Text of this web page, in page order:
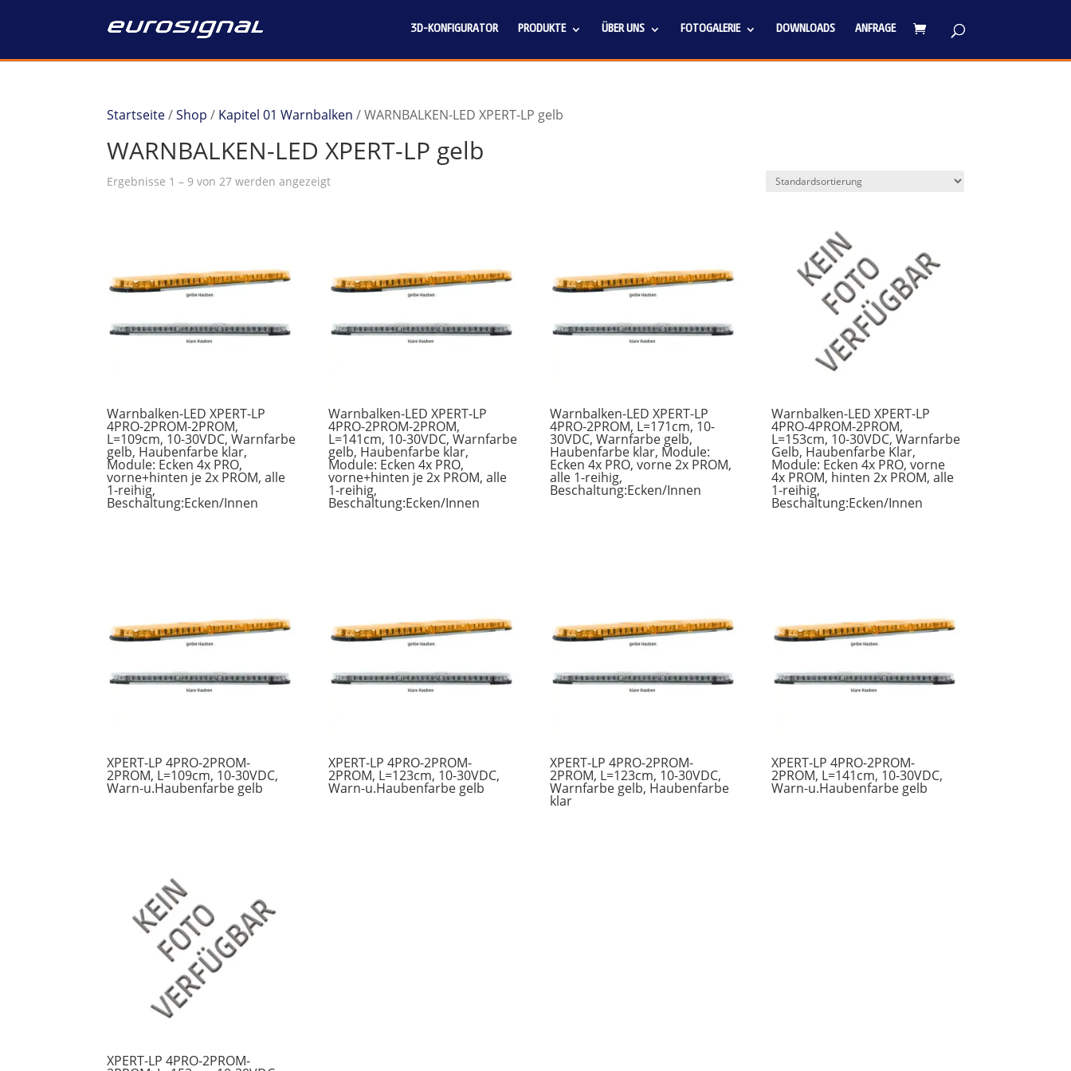
3D-KONFIGURATOR PRODUKTE ÜBER UNS FOTOGALERIE DOWNLOADS ANFRAGE
Startseite/Shop / Kapitel 01 Warnbalken / WARNBALKEN-LED XPERT-LP gelb
WARNBALKEN-LED XPERT-LP gelb
Ergebnisse 1 – 9 von 27 werden angezeigt
Warnbalken-LED XPERT-LP
4PRO-2PROM-2PROM,
L=109cm, 10-30VDC, Warnfarbe
gelb, Haubenfarbe klar,
Module: Ecken 4x PRO,
vorne+hinten je 2x PROM, alle
1-reihig,
Beschaltung:Ecken/Innen
Warnbalken-LED XPERT-LP
4PRO-2PROM-2PROM,
L=141cm, 10-30VDC, Warnfarbe
gelb, Haubenfarbe klar,
Module: Ecken 4x PRO,
vorne+hinten je 2x PROM, alle
1-reihig,
Beschaltung:Ecken/Innen
Warnbalken-LED XPERT-LP
4PRO-2PROM, L=171cm, 10-
30VDC, Warnfarbe gelb,
Haubenfarbe klar, Module:
Ecken 4x PRO, vorne 2x PROM,
alle 1-reihig,
Beschaltung:Ecken/Innen
Warnbalken-LED XPERT-LP
4PRO-4PROM-2PROM,
L=153cm, 10-30VDC, Warnfarbe
Gelb, Haubenfarbe Klar,
Module: Ecken 4x PRO, vorne
4x PROM, hinten 2x PROM, alle
1-reihig,
Beschaltung:Ecken/Innen
XPERT-LP 4PRO-2PROM-
2PROM, L=109cm, 10-30VDC,
Warn-u.Haubenfarbe gelb
XPERT-LP 4PRO-2PROM-
2PROM, L=123cm, 10-30VDC,
Warn-u.Haubenfarbe gelb
XPERT-LP 4PRO-2PROM-
2PROM, L=123cm, 10-30VDC,
Warnfarbe gelb, Haubenfarbe
klar
XPERT-LP 4PRO-2PROM-
2PROM, L=141cm, 10-30VDC,
Warn-u.Haubenfarbe gelb
XPERT-LP 4PRO-2PROM-